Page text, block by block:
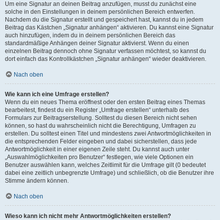
Um eine Signatur an deinen Beitrag anzufügen, musst du zunächst eine
solche in den Einstellungen in deinem persönlichen Bereich entwerfen.
Nachdem du die Signatur erstellt und gespeichert hast, kannst du in jedem
Beitrag das Kästchen „Signatur anhängen“ aktivieren. Du kannst eine Signatur
auch hinzufügen, indem du in deinem persönlichen Bereich das
standardmäßige Anhängen deiner Signatur aktivierst. Wenn du einen
einzelnen Beitrag dennoch ohne Signatur verfassen möchtest, so kannst du
dort einfach das Kontrollkästchen „Signatur anhängen“ wieder deaktivieren.
Nach oben
Wie kann ich eine Umfrage erstellen?
Wenn du ein neues Thema eröffnest oder den ersten Beitrag eines Themas
bearbeitest, findest du ein Register „Umfrage erstellen“ unterhalb des
Formulars zur Beitragserstellung. Solltest du diesen Bereich nicht sehen
können, so hast du wahrscheinlich nicht die Berechtigung, Umfragen zu
erstellen. Du solltest einen Titel und mindestens zwei Antwortmöglichkeiten in
die entsprechenden Felder eingeben und dabei sicherstellen, dass jede
Antwortmöglichkeit in einer eigenen Zeile steht. Du kannst auch unter
„Auswahlmöglichkeiten pro Benutzer“ festlegen, wie viele Optionen ein
Benutzer auswählen kann, welches Zeitlimit für die Umfrage gilt (0 bedeutet
dabei eine zeitlich unbegrenzte Umfrage) und schließlich, ob die Benutzer ihre
Stimme ändern können.
Nach oben
Wieso kann ich nicht mehr Antwortmöglichkeiten erstellen?